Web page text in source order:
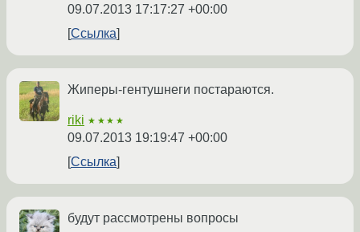
09.07.2013 17:17:27 +00:00
Ссылка
Жиперы-гентушнеги постараются.
riki ★★★★
09.07.2013 19:19:47 +00:00
Ссылка
будут рассмотрены вопросы